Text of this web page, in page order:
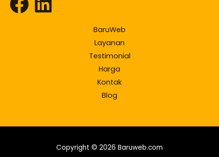
BaruWeb
Layanan
Testimonial
Harga
Kontak
Blog
Copyright © 2026 Baruweb.com